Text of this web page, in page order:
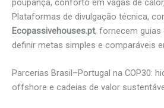
Plataformas de divulgação técnica,
Ecopassivehouses.pt, fornecem guias
definir metas simples e comparáveis
Parcerias Brasil–Portugal na COP30:
offshore e cadeias de valor